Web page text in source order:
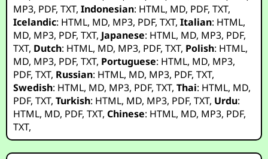
MP3, PDF,TXT,Indonesian: HTML, MD, PDF,TXT,
Icelandic: HTML, MD, MP3, PDF,TXT,Italian: HTML,
MD, MP3, PDF,TXT, Japanese: HTML, MD, MP3, PDF,
TXT, Dutch: HTML, MD, MP3, PDF,TXT, Polish: HTML,
MD, MP3, PDF,TXT, Portuguese: HTML, MD, MP3,
PDF,TXT, Russian: HTML, MD, MP3, PDF,TXT,
Swedish: HTML, MD, MP3, PDF,TXT,Thai: HTML, MD,
PDF,TXT,Turkish: HTML, MD, MP3, PDF,TXT, Urdu:
HTML, MD, PDF,TXT,Chinese: HTML, MD, MP3, PDF,
TXT,